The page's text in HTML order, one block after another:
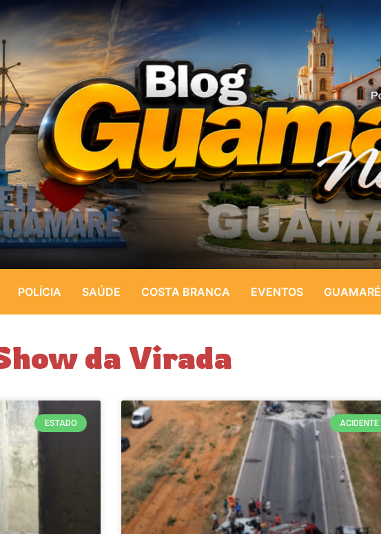
POLÍCIA SAÚDE COSTA BRANCA EVENTOS GUAMARÉ
da Virada
ESTADO ACIDENTE